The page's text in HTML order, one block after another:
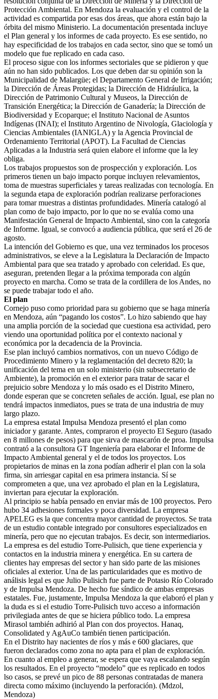
Protección Ambiental. En Mendoza la evaluación y el control de la
actividad es compartida por esas dos áreas, que ahora están bajo la
órbita del mismo Ministerio. La documentación presentada incluye
el Plan general y los informes de cada proyecto. Es ese sentido, no
hay especificidad de los trabajos en cada sector, sino que se tomó un
modelo que fue replicado en cada caso.
El proceso sigue con los informes sectoriales que se pidieron y que
aún no han sido publicados. Los que deben dar su opinión son la
Municipalidad de Malargüe; el Departamento General de Irrigación;
la Dirección de Áreas Protegidas; la Dirección de Hidráulica, la
Dirección de Patrimonio Cultural y Museos, la Dirección de
Transición Energética; la Dirección de Ganadería; la Dirección de
Biodiversidad y Ecoparque; el Instituto Nacional de Asuntos
Indígenas (INAI); el Instituto Argentino de Nivología, Glaciología y
Ciencias Ambientales (IANIGLA) y la Agencia Provincial de
Ordenamiento Territorial (APOT). La Facultad de Ciencias
Aplicadas a la Industria será quien elabore el informe que la ley
obliga.
Los trabajos propuestos son de prospección y exploración. Los
primeros tienen un bajo impacto porque incluyen relevamientos,
toma de muestras superficiales y tareas realizadas con tecnología. En
la segunda etapa de exploración podrían realizarse perforaciones
para tomar muestras a distintas profundidades. Minería catalogó al
plan como de bajo impacto, por lo que no se evalúa como una
Manifestación General de Impacto Ambiental, sino con la categoría
de Informe. Igual, se convocó a audiencia pública, que será el 26 de
agosto.
La intención del Gobierno es que, una vez terminados los procesos
administrativos, se eleve a la Legislatura la Declaración de Impacto
Ambiental para que sea tratado y aprobado con celeridad. Es que,
aseguran, pretenden llegar a la próxima temporada con algún
proyecto en marcha. Como se trata de la cordillera de los Andes, no
se puede trabajar todo el año.
El plan
Cornejo puso como prioridad para su gobierno que se haga minería
en Mendoza, aún “pagando los costos”. Lo hizo sabiendo que hay
una amplia porción de la sociedad que cuestiona esa actividad, pero
viendo una oportunidad política por el contexto nacional y
económica por la decadencia de la Provincia.
Ese plan incluyó cambios normativos, con un nuevo Código de
Procedimiento Minero y la reglamentación del decreto 820; la
unificación del tema en un solo ministerio (sin subsecretario de
Ambiente), la promoción en el exterior para tratar de sacar el
prejuicio sobre Mendoza y lo más osado es el Distrito Minero,
donde esperan que se concreten señales de acción. Igual, ese plan no
tendrá impactos inmediatos, pues se trata de una industria de muy
largo plazo.
La empresa estatal Impulsa Mendoza presentó el plan como
iniciador y garante. Antes, compraron el proyecto El Seguro (tasado
en 8 millones de pesos) para que sirva de mascarón de proa. Impulsa
contrató a la consultora GT Ingeniería para elaborar el Informe de
Impacto Ambiental general y el de todos los proyectos. Los
propietarios de minas en la zona podían adherir el plan con la sola
firma, sin arriesgar capital en esa primera instancia. Sí se
comprometen a que, una vez aprobado el plan en la Legislatura,
inviertan para ejecutar la exploración.
Al principio se había pensado en enviar más de 100 proyectos. Pero
hubo 34 adhesiones formales y poca diversidad. La empresa
APELEG es la que concentra mayor cantidad de proyectos. Se trata
de un estudio contable integrado por consultores especializados en
minería, pero que no ejecutan trabajos. Es decir, son intermediarios.
La empresa es del estudio Torre-Pulisich, que tiene experiencia y
contactos en la industria minera y energética. En su cartera de
clientes hay empresas del sector y han sido parte de las misiones
oficiales al exterior. Una de las particularidades que es motivo de
análisis legal es que Julio Pulisich fue parte de Potasio Río Colorado
y de Impulsa Mendoza. De hecho fue síndico de ambas empresas
estatales. Fue, justamente, Impulsa Mendoza la que elaboró el plan y
la duda es si el estudio Torre-Pulisich tuvo acceso a información
privilegiada antes de que se hiciera público todo. La empresa
Mirasol también adhirió al Plan con dos proyectos. Hanaq,
Consolidated y AgAuCo también tienen participación.
En el Distrito hay nacientes de ríos y más e 600 glaciares, que
fueron declarados como zona no apta para el plan de exploración.
En cuanto al empleo a generar, se espera que vaya escalando según
los resultados. En el proyecto “modelo” que es replicado en todos
lso casos, se prevé un pico de 88 personas contratadas de manera
directa como máximo (incluyendo la perforación). (Mdzol,
Mendoza)